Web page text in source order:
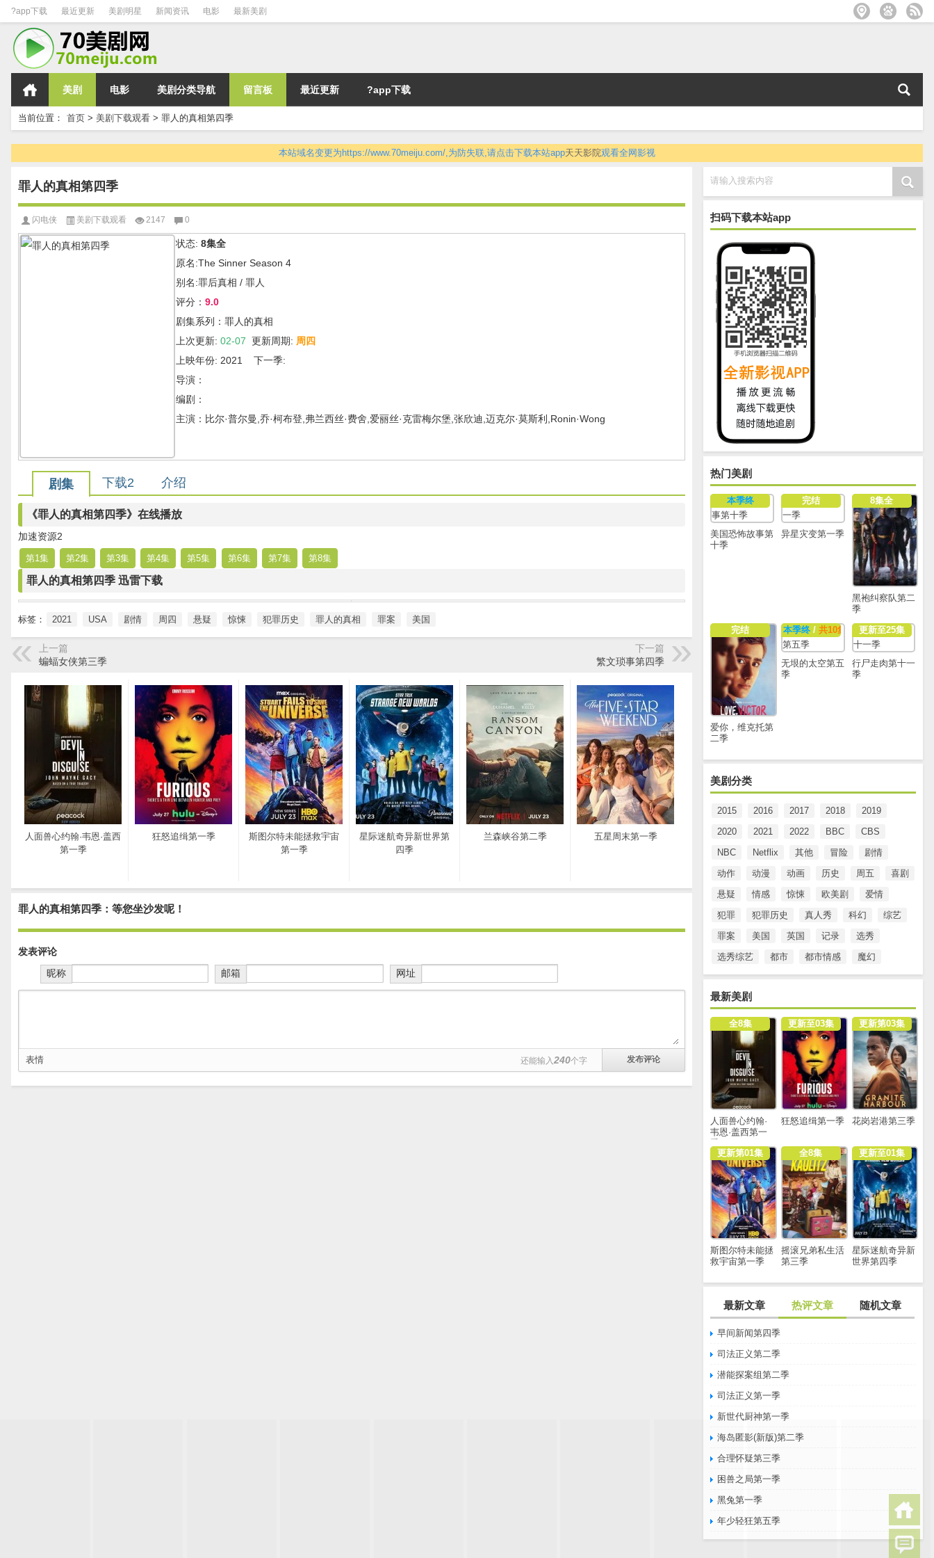
?app下载 最近更新 美剧明星 新闻资讯 电影 最新美剧
美剧 电影 美剧分类导航 留言板 最近更新 ?app下载
当前位置： 首页 > 美剧下载观看 > 罪人的真相第四季
本站域名变更为https://www.70meiju.com/,为防失联,请点击下载本站app天天影院观看全网影视
请输入搜索内容
扫码下载本站app
热门美剧
本季终
美国恐怖故事第
十季
完结
异星灾变第一季
8集全
黑袍纠察队第二
季
完结
爱你，维克托第
二季
本季终/ 共10集
无垠的太空第五
季
更新至25集
行尸走肉第十一
季
美剧分类
2015 2016 2017 2018
2019
2020
2021 2022 BBC
CBS
NBC
Netflix 其他 冒险
剧情
动作
动漫 动画 历史 周五
喜剧
悬疑
情感 惊悚 欧美剧
爱情
犯罪
犯罪历史 真人秀 科幻
综艺
罪案
美国 英国 记录
选秀
选秀综艺
都市 都市情感 魔幻
最新美剧
全8集
人面兽心约翰·
韦恩·盖西第一
季
更新至03集
狂怒追缉第一季
更新第03集
花岗岩港第三季
更新第01集
斯图尔特未能拯
救宇宙第一季
全8集
摇滚兄弟私生活
第三季
更新至01集
星际迷航奇异新
世界第四季
最新文章 热评文章 随机文章
早间新闻第四季
司法正义第二季
潜能探案组第二季
司法正义第一季
新世代厨神第一季
海岛匿影(新版)第二季
合理怀疑第三季
困兽之局第一季
黑兔第一季
年少轻狂第五季
罪人的真相第四季
闪电侠 美剧下载观看 2147 0
状态: 8集全
原名:The Sinner Season 4
别名:罪后真相 / 罪人
评分： 9.0
剧集系列：罪人的真相
上次更新: 02-07 更新周期: 周四
上映年份: 2021 下一季:
导演：
编剧：
主演：比尔·普尔曼,乔·柯布登,弗兰西丝·费舍,爱丽丝·克雷梅尔堡,张欣迪,迈克尔·莫斯利,Ronin·Wong
剧集 下载2 介绍
《罪人的真相第四季》在线播放
加速资源2
第1集 第2集 第3集 第4集 第5集 第6集 第7集 第8集
罪人的真相第四季 迅雷下载
标签： 2021 USA 剧情 周四 悬疑 惊悚 犯罪历史 罪人的真相 罪案 美国
上一篇
蝙蝠女侠第三季
下一篇
繁文琐事第四季
人面兽心约翰·韦恩·盖西
第一季
狂怒追缉第一季
斯图尔特未能拯救宇宙
第一季
星际迷航奇异新世界第
四季
兰森峡谷第二季 五星周末第一季
罪人的真相第四季：等您坐沙发呢！
发表评论
昵称
邮箱 网址
表情 还能输入 240个字